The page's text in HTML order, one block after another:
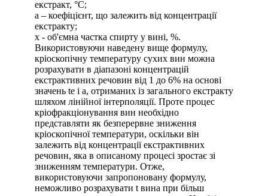
екстракт, °С;
а – коефіцієнт, що залежить від концентрації
екстракту;
х - об'ємна частка спирту у вині, %.
Використовуючи наведену вище формулу,
кріоскопічну температуру сухих вин можна
розрахувати в діапазоні концентрацій
екстрактивних речовин від 1 до 6% на основі
значень te і a, отриманих із загального екстракту
шляхом лінійної інтерполяції. Проте процес
кріофракціонування вин необхідно
представляти як безперервне зниження
кріоскопічної температури, оскільки він
залежить від концентрації екстрактивних
речовин, яка в описаному процесі зростає зі
зниженням температури. Отже,
використовуючи запропоновану формулу,
неможливо розрахувати t вина при більш